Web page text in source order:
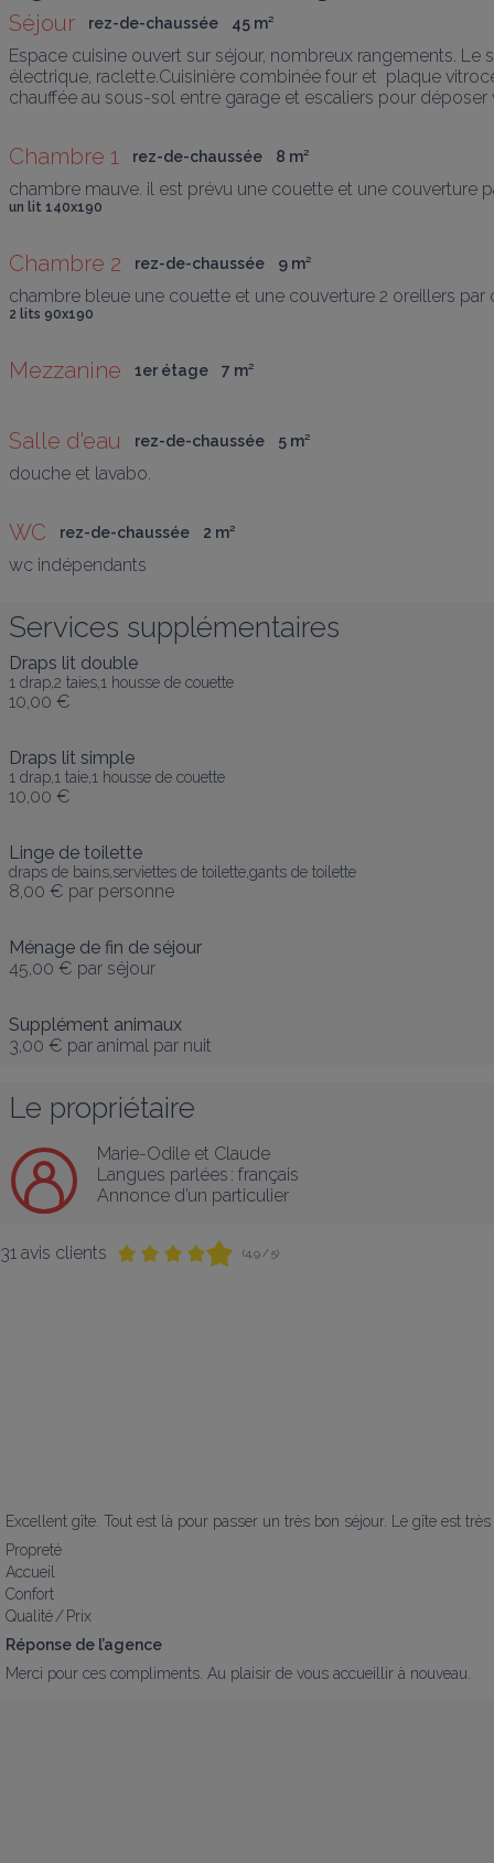
Séjour rez-de-chaussée 45 m²
Espace cuisine ouvert sur séjour, nombreux rangements.
électrique, raclette.Cuisinière combinée four et  plaque
chauffée au sous-sol entre garage et escaliers pour
Chambre 1 rez-de-chaussée 8 m²
chambre mauve. il est prévu une couette et une couverture
un lit 140x190
Chambre 2 rez-de-chaussée 9 m²
chambre bleue une couette et une couverture 2 oreillers par
2 lits 90x190
Mezzanine 1er étage 7 m²
Salle d'eau rez-de-chaussée 5 m²
douche et lavabo.
WC rez-de-chaussée 2 m²
wc indépendants
Services supplémentaires
Draps lit double
1 drap,2 taies,1 housse de couette
10,00 €
Draps lit simple
1 drap,1 taie,1 housse de couette
10,00 €
Linge de toilette
draps de bains,serviettes de toilette,gants de toilette
8,00 € par personne
Ménage de fin de séjour
45,00 € par séjour
Supplément animaux
3,00 € par animal par nuit
Le propriétaire
Marie-Odile et Claude
Langues parlées : français
Annonce d’un particulier
31 avis clients (4,9 / 5)
Excellent gîte. Tout est là pour passer un très bon séjour. Le gîte est
Propreté
Accueil
Confort
Qualité / Prix
Réponse de l’agence
Merci pour ces compliments. Au plaisir de vous accueillir à nouveau.